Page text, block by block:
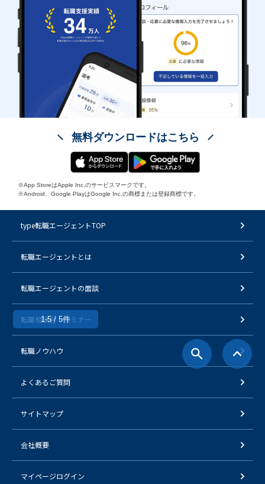
1-5 / 5件
無料ダウンロードはこちら
※App StoreはApple Inc.のサービスマークです。
※Android、Google PlayはGoogle Inc.の商標または登録商標です。
type転職エージェントTOP
転職エージェントとは
転職エージェントの面談
転職相談会・セミナー
転職ノウハウ
よくあるご質問
サイトマップ
会社概要
マイページログイン